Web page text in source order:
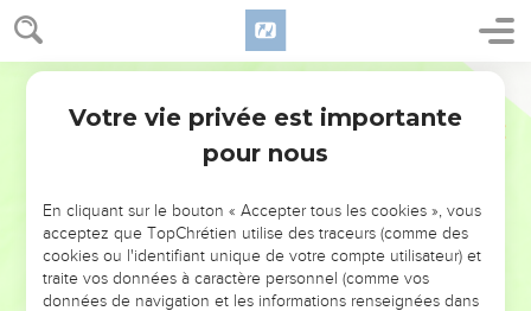
NE MANQUEZ PAS L’ÉVÉNEMENT
DE L’ANNÉE !
ET SI LEURS ERREURS POUVAIENT VOUS ÉVITER LES
VOTRES ?
Votre vie privée est importante
pour nous
En cliquant sur le bouton « Accepter tous les cookies », vous
acceptez que TopChrétien utilise des traceurs (comme des
cookies ou l'identifiant unique de votre compte utilisateur) et
traite vos données à caractère personnel (comme vos
données de navigation et les informations renseignées dans